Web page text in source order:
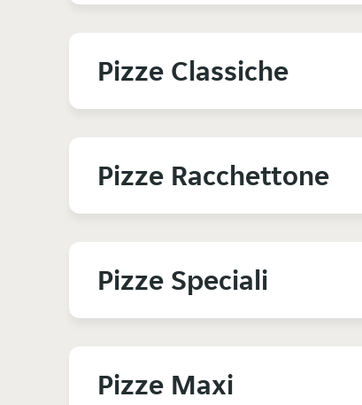
Pizze Classiche
Pizze Racchettone
Pizze Speciali
Pizze Maxi